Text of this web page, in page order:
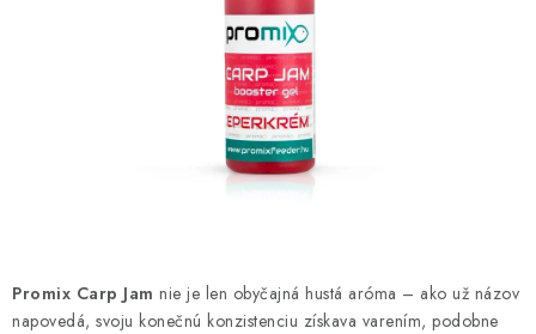
NA STUDENÚ VODU
Promix Carp Jam nie je len obyčajná hustá aróma – ako už názov
napovedá, svoju konečnú konzistenciu získava varením, podobne